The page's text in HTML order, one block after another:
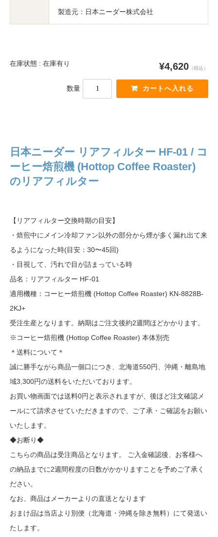
製造元：日本ニーダー株式会社
在庫状態 : 在庫有り ¥4,620 （税込）
数量
日本ニーダー リアフィルター HF-01 / コ
ーヒー焙煎機 (Hottop Coffee Roaster)
のリアフィルター
【リアフィルター交換時期の目安】
・焙煎中にメイン冷却ファン以外の部分から煙が多く漏れ出て来
るようになった時(目安：30〜45回)
・目視して、汚れで目が詰まっている時
品名：リアフィルター HF-01
適用機種：コーヒー焙煎機 (Hottop Coffee Roaster) KN-8828B-
2KJ+
受注生産となります。納期はご注文後約2週間ほどかかります。
※コーヒー焙煎機 (Hottop Coffee Roaster) 本体別売
＊送料について＊
誠に勝手ながら商品一個口につき、北海道550円、沖縄・離島地
域3,300円の送料をいただいております。
お買い物画面では送料0円と表示されますが、後ほど注文確認メ
ールにて請求させていただきますので、ご了承・ご確認をお願い
いたします。
◆お断り◆
こちらの商品は受注商品となります。 ご入金確認後、お客様へ
の納品までに2週間程度の日数がかかりますことを予めご了承く
ださい。
なお、商品はメーカーよりの直送となります
おまけ品は当店より別便（北海道・沖縄を除き無料）にて発送い
たします。